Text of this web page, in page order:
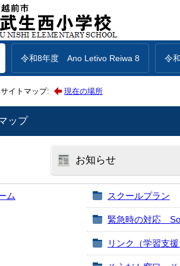
令和8年度 Ano Letivo Reiwa 8 令
サイトマップ: 現在の場所
ップ
お知らせ
ム スクールプラン
緊急時の対応
リンク（学習支援